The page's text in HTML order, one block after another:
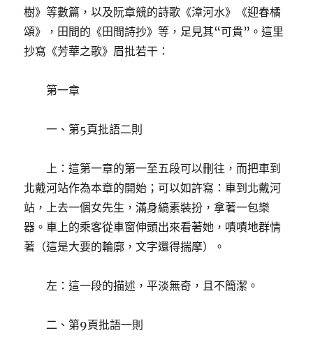
樹》等數篇，以及阮章競的詩歌《漳河水》《迎春橘
頌》，田間的《田間詩抄》等，足見其“可貴”。這里
抄寫《芳華之歌》眉批若干：
第一章
一、第5頁批語二則
上：這第一章的第一至五段可以刪往，而把車到
北戴河站作為本章的開始；可以如許寫：車到北戴河
站，上去一個女先生，滿身縞素裝扮，拿著一包樂
器。車上的乘客從車窗伸頭出來看著她，嘖嘖地群情
著（這是大要的輪廓，文字還得揣摩）。
左：這一段的描述，平淡無奇，且不簡潔。
二、第9頁批語一則